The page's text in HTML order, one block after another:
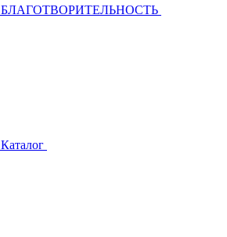
БЛАГОТВОРИТЕЛЬНОСТЬ
Каталог